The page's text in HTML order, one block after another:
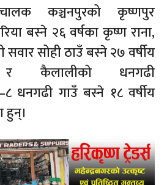
कञ्चनपुरको कृष्णपुर
बस्ने २६ वर्षका कृष्ण राना,
सोही ठाउँ बस्ने २७ वर्षीय
कैलालीको धनगढी
धनगढी गाउँ बस्ने १८ वर्षीय
हुन्।